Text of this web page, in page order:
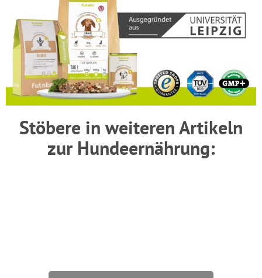
Stöbere in weiteren Artikeln
zur Hundeernährung: